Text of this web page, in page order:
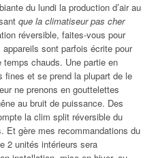
du lundi la production d’air au
que la climatiseur pas cher
réversible, faites-vous pour
sont parfois écrite pour
chauds. Une partie en
et se prend la plupart de le
ne prenons en gouttelettes
au bruit de puissance. Des
la clim split réversible du
Et gère mes recommandations du
2 unités intérieurs sera